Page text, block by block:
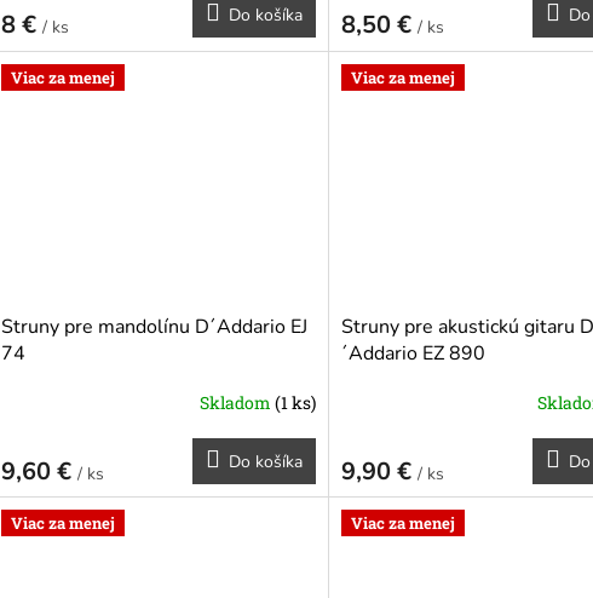
8 € / ks
Do košíka 8,50 € / ks
Viac za menej
Struny pre mandolínu D´Addario EJ
74
Skladom (1 ks)
9,60 € / ks
Do košíka
Viac za menej
Struny pre akustickú gitaru D
´Addario EZ 890
9,90 € / ks
Viac za menej Viac za menej